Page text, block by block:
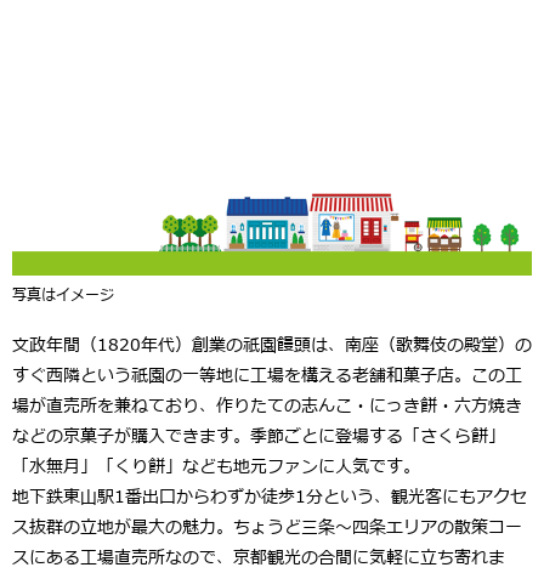
写真はイメージ
文政年間（1820年代）創業の祇園饅頭は、南座（歌舞伎の殿堂）の
すぐ西隣という祇園の一等地に工場を構える老舗和菓子店。この工
場が直売所を兼ねており、作りたての志んこ・にっき餅・六方焼き
などの京菓子が購入できます。季節ごとに登場する「さくら餅」
「水無月」「くり餅」なども地元ファンに人気です。
地下鉄東山駅1番出口からわずか徒歩1分という、観光客にもアクセ
ス抜群の立地が最大の魅力。ちょうど三条〜四条エリアの散策コー
スにある工場直売所なので、 京都観光の合間に気軽に立ち寄れま